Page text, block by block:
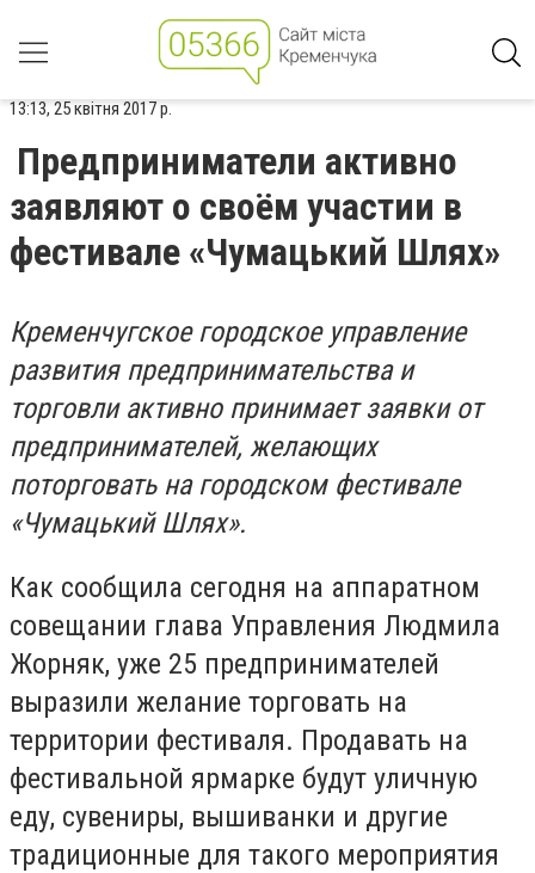
13:13, 25 квітня 2017 р.
Предприниматели активно
заявляют о своём участии в
фестивале «Чумацький Шлях»
Кременчугское городское управление
развития предпринимательства и
торговли активно принимает заявки от
предпринимателей, желающих
поторговать на городском фестивале
«Чумацький Шлях».
Как сообщила сегодня на аппаратном
совещании глава Управления Людмила
Жорняк, уже 25 предпринимателей
выразили желание торговать на
территории фестиваля. Продавать на
фестивальной ярмарке будут уличную
еду, сувениры, вышиванки и другие
традиционные для такого мероприятия